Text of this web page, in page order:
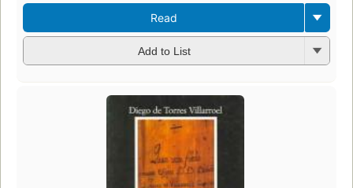
Read
Add to List